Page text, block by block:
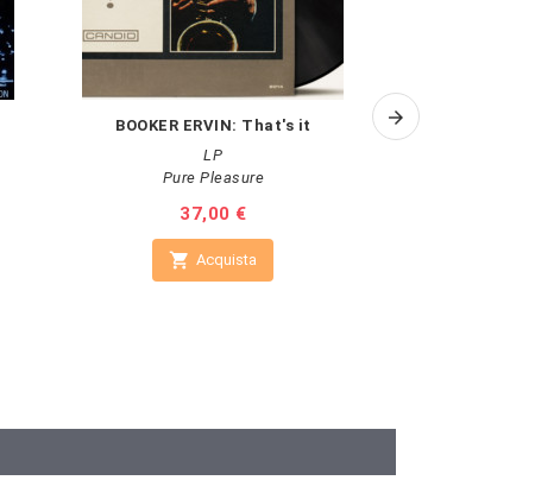
BOOKER ERVIN: That's it
LP
Pure Pleasure
Prezzo
37,00 €
 Acquista